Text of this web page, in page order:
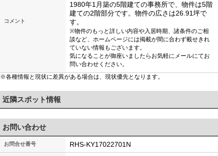
コメント
1980年1月築の5階建ての事務所で、物件は5階
建ての2階部分です。物件の広さは26.91坪で
す。
※物件のもっと詳しい内容や入居時期、諸条件のご相
談など、ホームページには掲載が間に合わず載せきれ
ていない情報もございます。
気になることが御座いましたらお気軽にメールにてお
問い合わせください。
※各種情報と現状に差異がある場合は、現状優先となります。
近隣スポット情報
お問い合わせ
お問合せ番号 RHS-KY17022701N